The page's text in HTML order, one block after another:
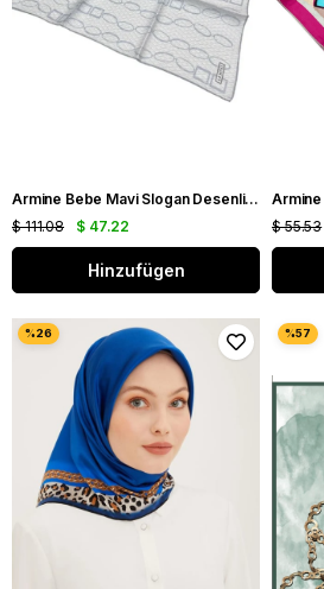
Armine Bebe Mavi Slogan Desenli Tivil İpek Eşarp IST 8925-54
$ 47.22
$ 111.08
Hinzufügen
$ 55.53